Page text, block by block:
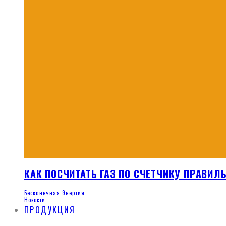
КАК ПОСЧИТАТЬ ГАЗ ПО СЧЕТЧИКУ
Бесконечная Энергия
Новости
ПРОДУКЦИЯ